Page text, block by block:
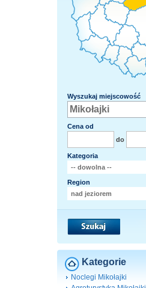
Wyszukaj miejscowość
Cena od
do
Kategoria
Region
Kategorie
Noclegi Mikołajki